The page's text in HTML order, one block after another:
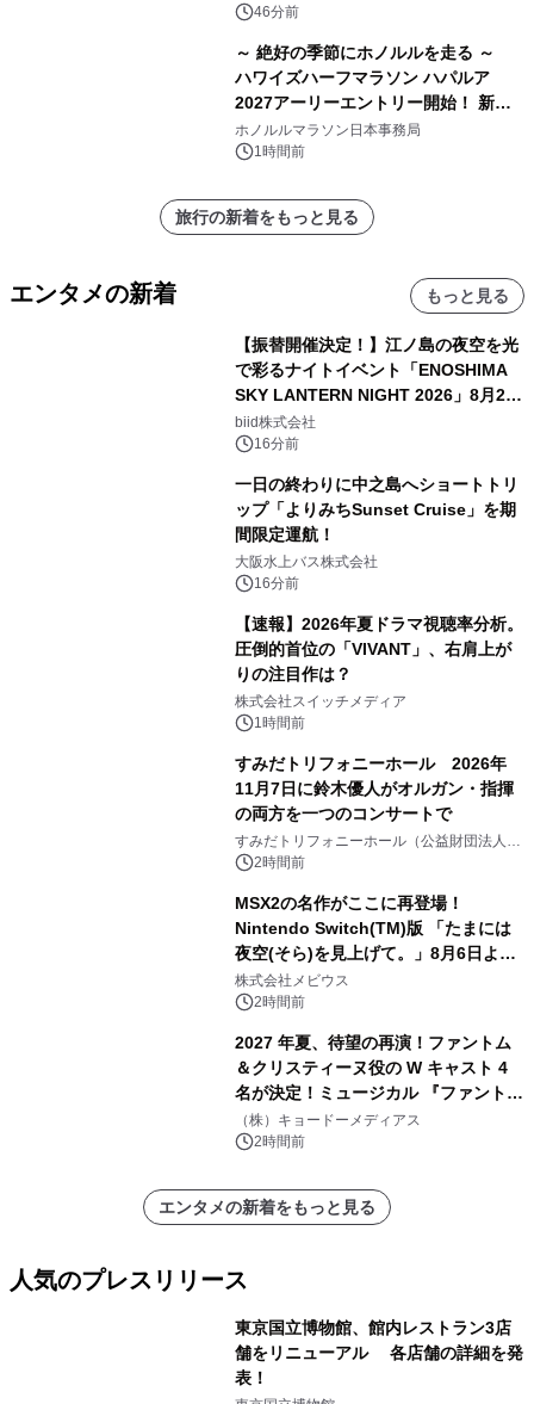
46分前
～ 絶好の季節にホノルルを走る ～
ハワイズハーフマラソン ハパルア
2027アーリーエントリー開始！ 新カ
テゴリー「ハパルアIKI(イキ)」(約
13.4km)が登場
ホノルルマラソン日本事務局
1時間前
旅行の新着をもっと見る
エンタメの新着 もっと見る
【振替開催決定！】江ノ島の夜空を光
で彩るナイトイベント「ENOSHIMA
SKY LANTERN NIGHT 2026」8月22
日(土)振替開催＆受付スタート！
biid株式会社
16分前
一日の終わりに中之島へショートトリ
ップ「よりみちSunset Cruise」を期
間限定運航！
大阪水上バス株式会社
16分前
【速報】2026年夏ドラマ視聴率分析。
圧倒的首位の「VIVANT」、右肩上が
りの注目作は？
株式会社スイッチメディア
1時間前
すみだトリフォニーホール 2026年
11月7日に鈴木優人がオルガン・指揮
の両方を一つのコンサートで
すみだトリフォニーホール（公益財団法人墨
田区文化振興財団）
2時間前
MSX2の名作がここに再登場！
Nintendo Switch(TM)版 「たまには
夜空(そら)を見上げて。」8月6日より
配信開始！
株式会社メビウス
2時間前
2027 年夏、待望の再演！ファントム
＆クリスティーヌ役の W キャスト 4
名が決定！ミュージカル 『ファント
ム』
（株）キョードーメディアス
2時間前
エンタメの新着をもっと見る
人気のプレスリリース
東京国立博物館、館内レストラン3店
舗をリニューアル 各店舗の詳細を発
表！